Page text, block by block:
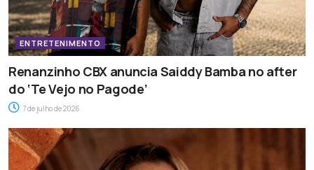
ENTRETENIMENTO
Renanzinho CBX anuncia Saiddy Bamba no after
do ‘Te Vejo no Pagode’
7 de julho de 2026